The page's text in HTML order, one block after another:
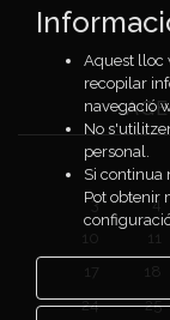
3
4
10
11
17
18
24
25
Aquest lloc
recopilar
navegació
No
personal.
Si continua
Pot obtenir